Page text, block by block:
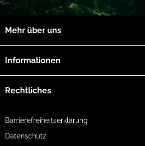
Mehr über uns
Informationen
Rechtliches
Barrierefreiheitserklärung
Datenschutz